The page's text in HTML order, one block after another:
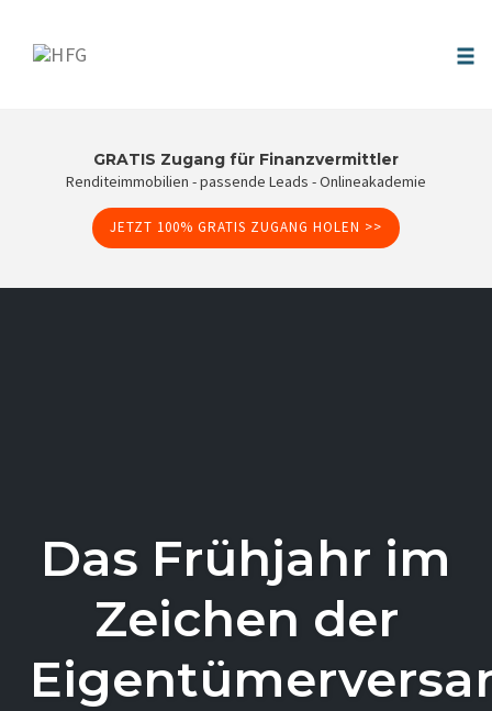
GRATIS Zugang für Finanzvermittler
Renditeimmobilien - passende Leads - Onlineakademie
JETZT 100% GRATIS ZUGANG HOLEN >>
Das Frühjahr im
Zeichen der